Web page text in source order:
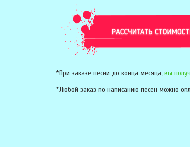
*При заказе песни до конца месяца,вы
*Любой заказ по написанию песен можно